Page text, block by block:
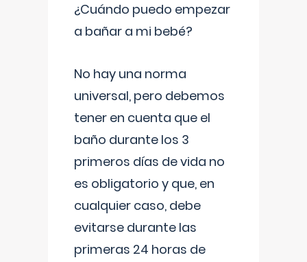
¿Cuándo puedo empezar
a bañar a mi bebé?
No hay una norma
universal, pero debemos
tener en cuenta que el
baño durante los 3
primeros días de vida no
es obligatorio y que, en
cualquier caso, debe
evitarse durante las
primeras 24 horas de